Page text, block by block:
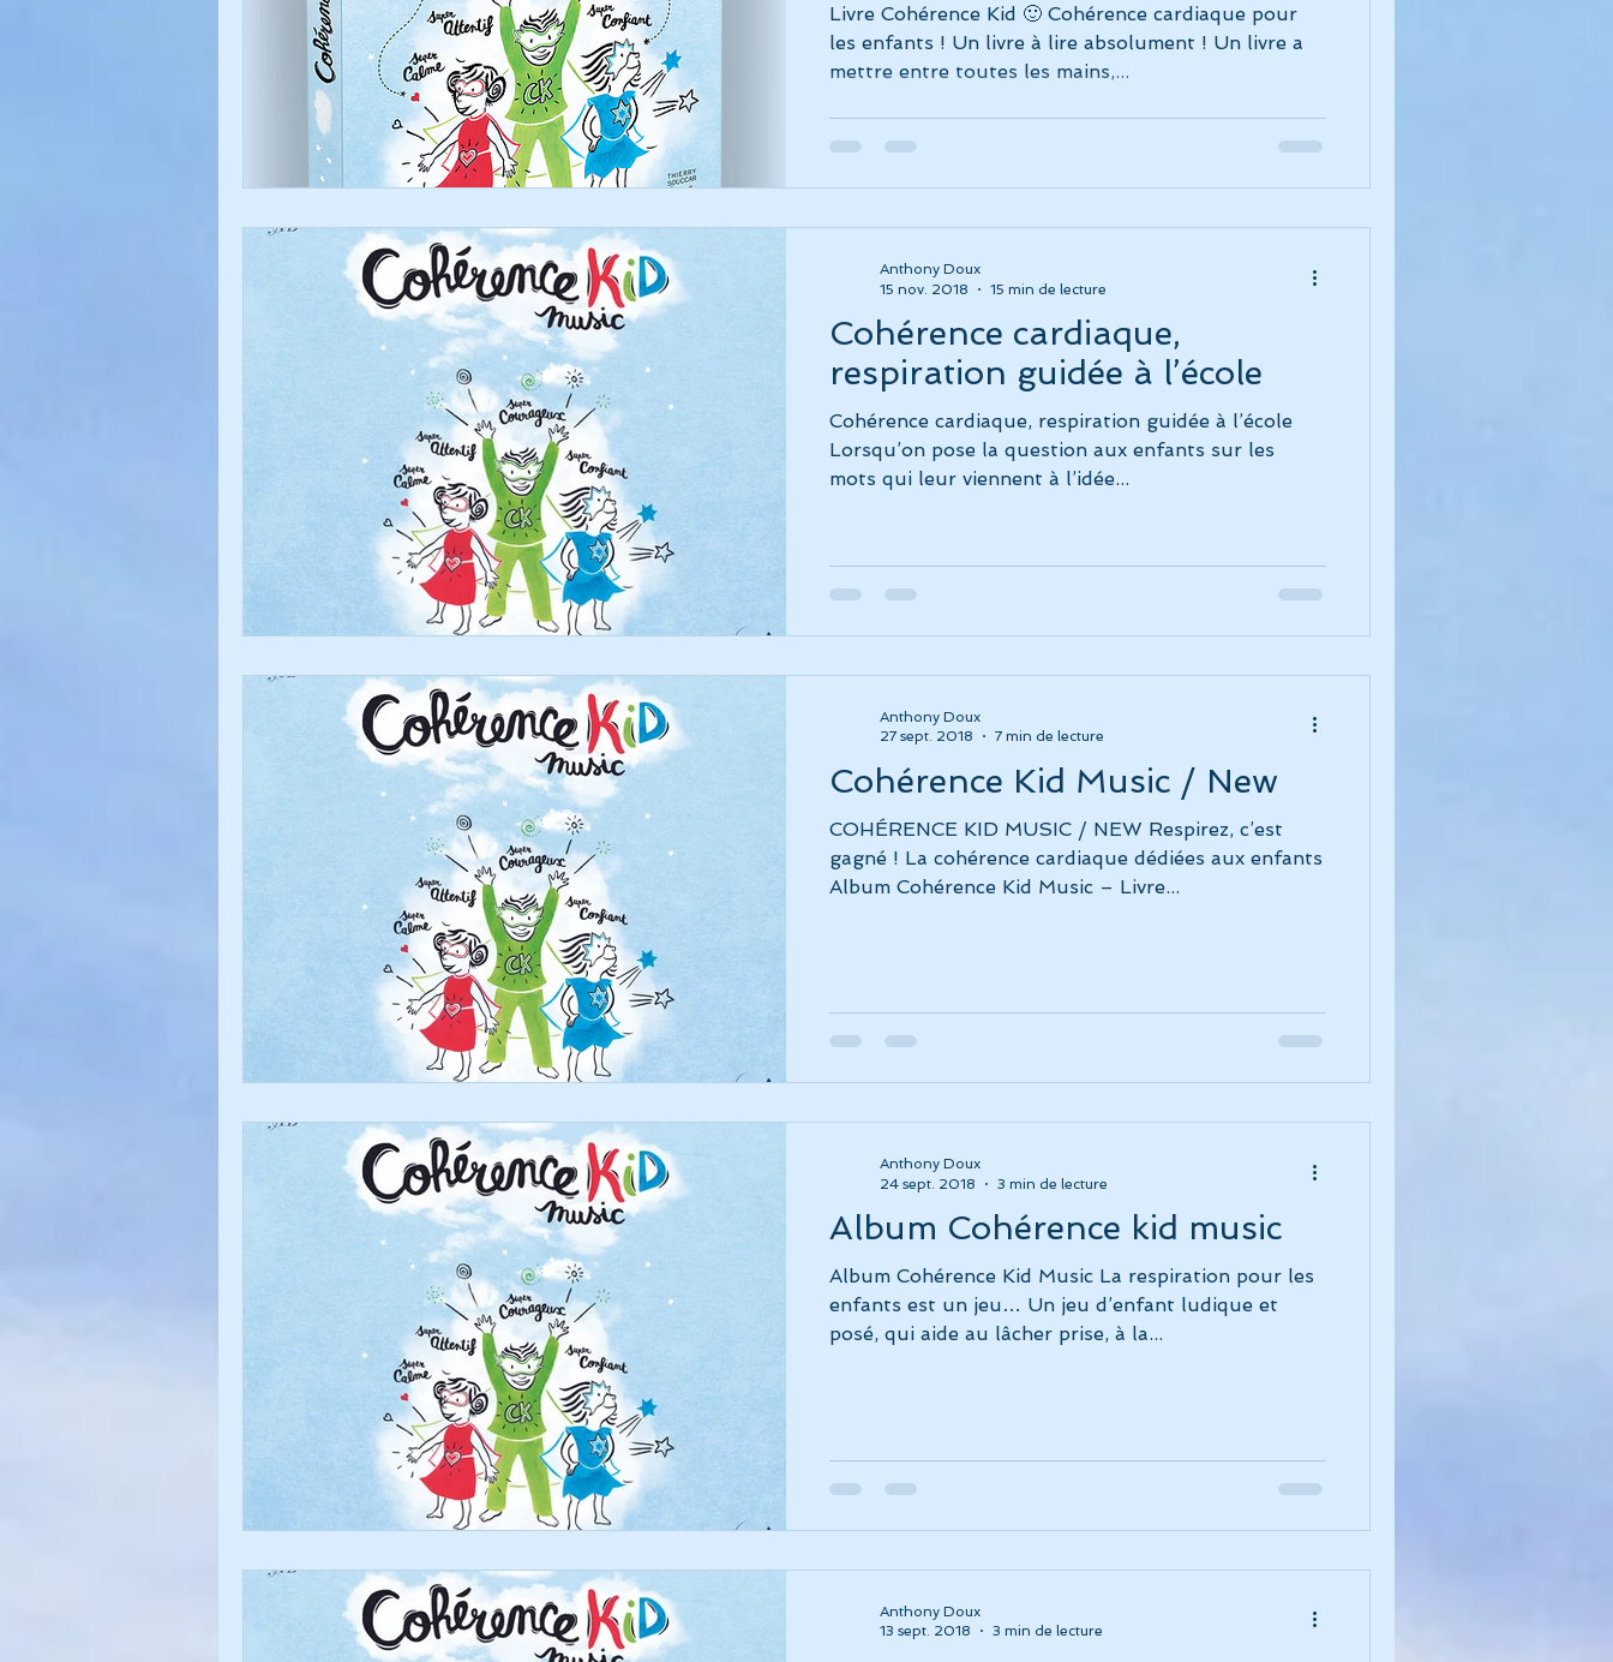
Livre Cohérence Kid 🙂 Cohérence cardiaque pour
les enfants ! Un livre à lire absolument ! Un livre a
mettre entre toutes les mains,...
Cohérence cardiaque,
respiration guidée à l’école
Cohérence cardiaque, respiration guidée à l’école
Lorsqu’on pose la question aux enfants sur les
mots qui leur viennent à l’idée...
Anthony Doux
15 nov. 2018
15 min de lecture
Cohérence Kid Music / New
COHÉRENCE KID MUSIC / NEW Respirez, c’est
gagné ! La cohérence cardiaque dédiées aux enfants
Album Cohérence Kid Music – Livre...
Anthony Doux
27 sept. 2018
7 min de lecture
Album Cohérence kid music
Album Cohérence Kid Music La respiration pour les
enfants est un jeu… Un jeu d’enfant ludique et
posé, qui aide au lâcher prise, à la...
Anthony Doux
24 sept. 2018
3 min de lecture
Anthony Doux
13 sept. 2018
3 min de lecture